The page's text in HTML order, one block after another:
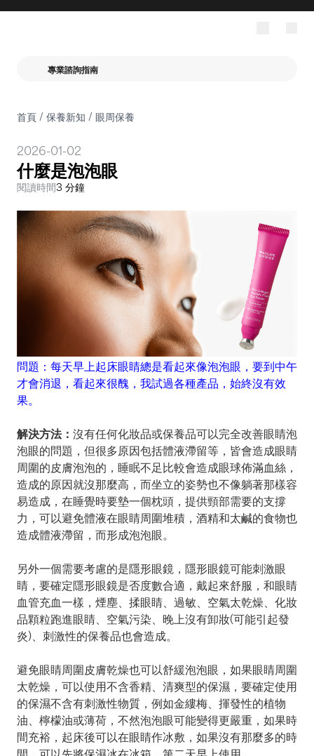
專業諮詢指南
首頁/ 保養新知 / 眼周保養
2026-01-02
什麼是泡泡眼
閱讀時間3 分鐘
問題：每天早上起床眼睛總是看起來像泡泡眼，要到中午
才會消退，看起來很醜，我試過各種產品，始終沒有效
果。
解決方法： 沒有任何化妝品或保養品可以完全改善眼睛泡
泡眼的問題，但很多原因包括體液滯留等，皆會造成眼睛
周圍的皮膚泡泡的，睡眠不足比較會造成眼球佈滿血絲，
造成的原因就沒那麼高，而坐立的姿勢也不像躺著那樣容
易造成，在睡覺時要墊一個枕頭，提供頸部需要的支撐
力，可以避免體液在眼睛周圍堆積，酒精和太鹹的食物也
造成體液滯留，而形成泡泡眼。
另外一個需要考慮的是隱形眼鏡，隱形眼鏡可能刺激眼
睛，要確定隱形眼鏡是否度數合適，戴起來舒服，和眼睛
血管充血一樣，煙塵、揉眼睛、過敏、空氣太乾燥、化妝
品顆粒跑進眼睛、空氣污染、晚上沒有卸妝(可能引起發
炎)、刺激性的保養品也會造成。
避免眼睛周圍皮膚乾燥也可以舒緩泡泡眼，如果眼睛周圍
太乾燥，可以使用不含香精、清爽型的保濕，要確定使用
的保濕不含有刺激性物質，例如金縷梅、揮發性的植物
油、檸檬油或薄荷，不然泡泡眼可能變得更嚴重，如果時
間充裕，起床後可以在眼睛作冰敷，如果沒有那麼多的時
間，可以先將保濕冰在冰箱，第二天早上使用。